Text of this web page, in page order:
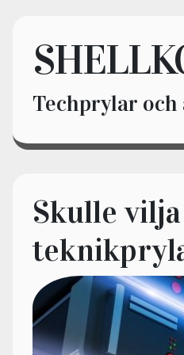
Techprylar
Skulle